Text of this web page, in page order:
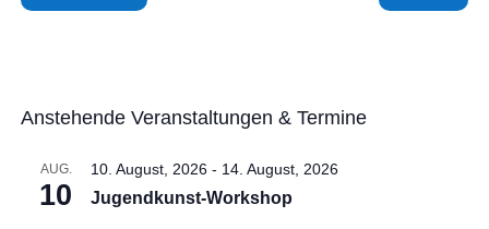
Anstehende Veranstaltungen & Termine
AUG.
10
10. August, 2026 - 14. August, 2026
Jugendkunst-Workshop